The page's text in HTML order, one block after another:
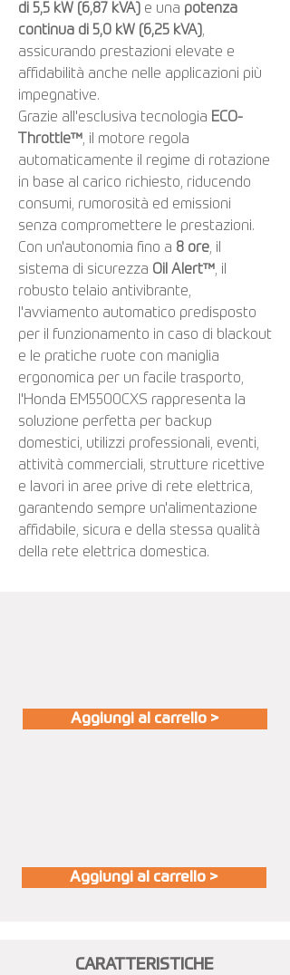
di 5,5 kW (6,87 kVA) e una potenza
continua di 5,0 kW (6,25 kVA),
assicurando prestazioni elevate e
affidabilità anche nelle applicazioni più
impegnative.
Grazie all'esclusiva tecnologia ECO-
Throttle™, il motore regola
automaticamente il regime di rotazione
in base al carico richiesto, riducendo
consumi, rumorosità ed emissioni
senza compromettere le prestazioni.
Con un'autonomia fino a 8 ore, il
sistema di sicurezza Oil Alert™, il
robusto telaio antivibrante,
l'avviamento automatico predisposto
per il funzionamento in caso di blackout
e le pratiche ruote con maniglia
ergonomica per un facile trasporto,
l'Honda EM5500CXS rappresenta la
soluzione perfetta per backup
domestici, utilizzi professionali, eventi,
attività commerciali, strutture ricettive
e lavori in aree prive di rete elettrica,
garantendo sempre un'alimentazione
affidabile, sicura e della stessa qualità
della rete elettrica domestica.
Aggiungi al carrello >
Aggiungi al carrello >
CARATTERISTICHE